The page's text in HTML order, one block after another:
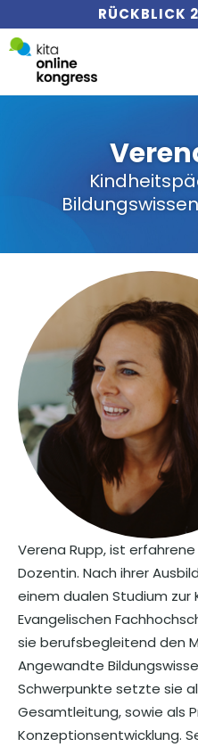
RÜCKBLICK
Verena Rupp, ist
Dozentin. Nach ihrer
einem dualen Studium
Evangelischen
sie berufsbegleitend den
Angewandte
Schwerpunkte setzte sie
Gesamtleitung, sowie als
Konzeptionsentwicklung.